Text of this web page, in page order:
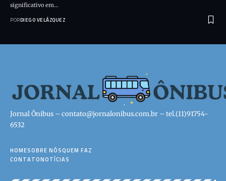
significativo em…
PORDIEGO VELÁZQUEZ
Jornal Ônibus – contato@jornalonibus.com.br – tel.(11)91754-
6532
HOMESOBRE NÓSQUEM FAZ
CONTATONOTÍCIAS